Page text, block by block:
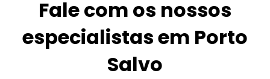
Fale com os nossos
especialistas em Porto
Salvo